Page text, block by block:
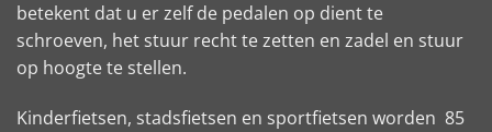
betekent dat u er zelf de pedalen op dient te
schroeven, het stuur recht te zetten en zadel en stuur
op hoogte te stellen.
Kinderfietsen, stadsfietsen en sportfietsen worden 85